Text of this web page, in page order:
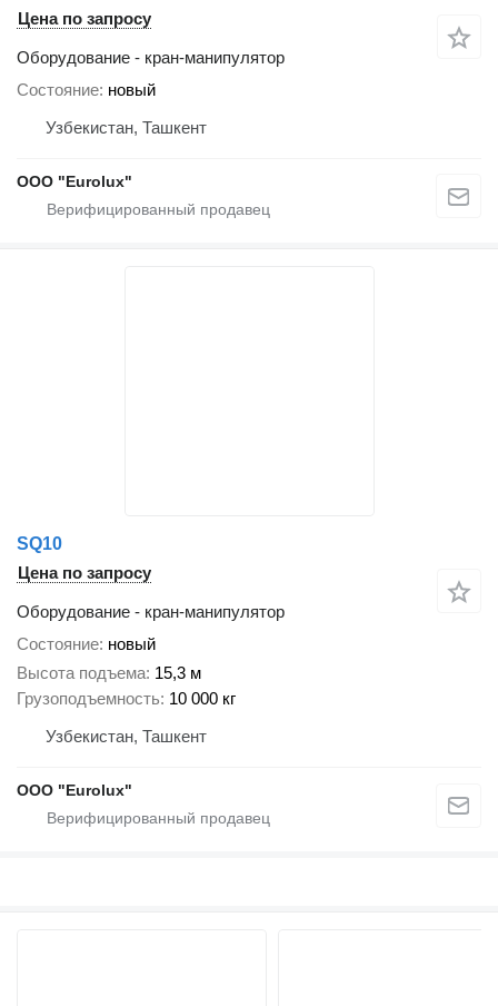
Цена по запросу
Оборудование - кран-манипулятор
Состояние новый
Узбекистан, Ташкент
ООО "Eurolux"
SQ10
Цена по запросу
Оборудование - кран-манипулятор
Состояние новый
Высота подъема 15,3 м
Грузоподъемность 10 000 кг
Узбекистан, Ташкент
ООО "Eurolux"